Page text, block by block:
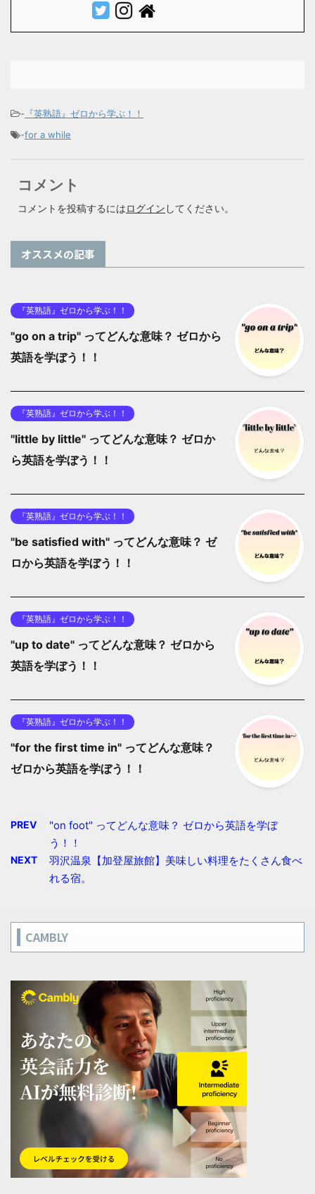
- 『英熟語』ゼロから学ぶ！！
-for a while
コメント
コメントを投稿するにはログイン してください。
オススメの記事
『英熟語』ゼロから学ぶ！！
"go on a trip" ってどんな意味？ ゼロから
英語を学ぼう！！
『英熟語』ゼロから学ぶ！！
"little by little" ってどんな意味？ ゼロか
ら英語を学ぼう！！
『英熟語』ゼロから学ぶ！！
"be satisfied with" ってどんな意味？ ゼ
ロから英語を学ぼう！！
『英熟語』ゼロから学ぶ！！
"up to date" ってどんな意味？ ゼロから
英語を学ぼう！！
『英熟語』ゼロから学ぶ！！
"for the first time in" ってどんな意味？
ゼロから英語を学ぼう！！
PREV
"on foot" ってどんな意味？ ゼロから英語を学ぼ
う！！
NEXT
羽沢温泉【加登屋旅館】美味しい料理をたくさん食べ
れる宿。
CAMBLY